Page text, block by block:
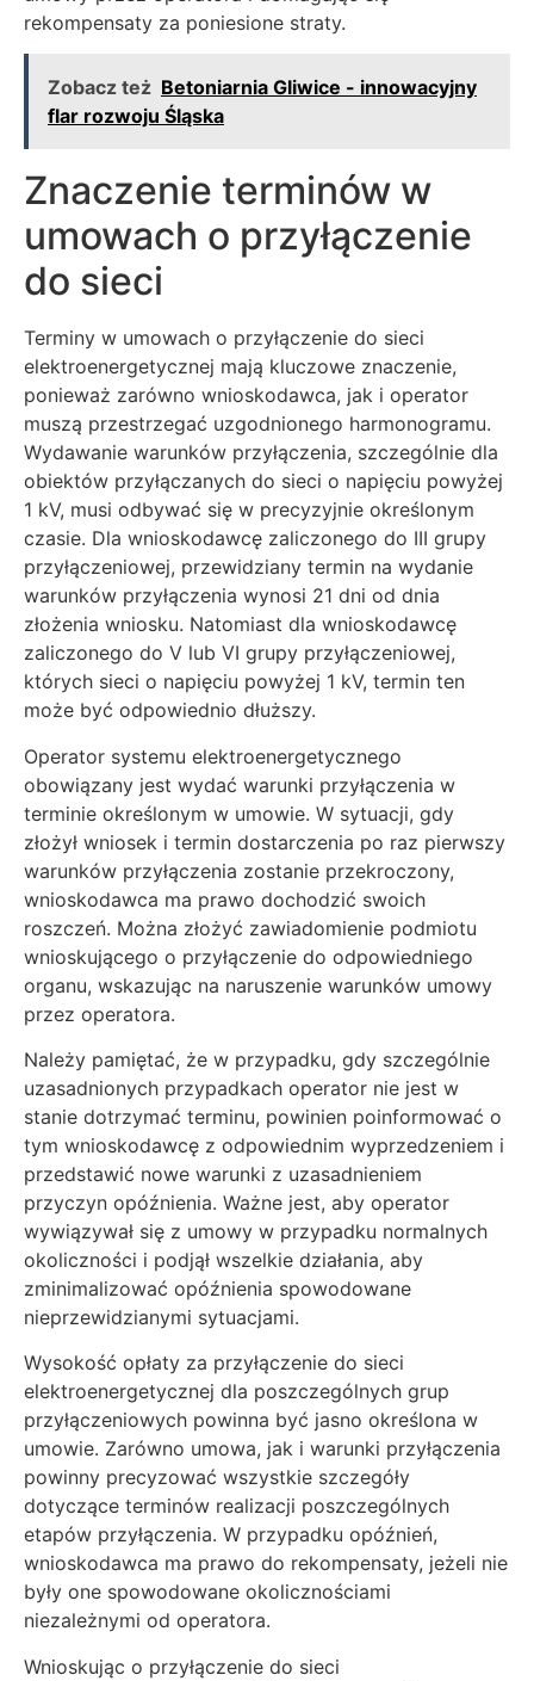
rekompensaty za poniesione straty.
Zobacz też Betoniarnia Gliwice - innowacyjny
flar rozwoju Śląska
Znaczenie terminów w
umowach o przyłączenie
do sieci
Terminy w umowach o przyłączenie do sieci
elektroenergetycznej mają kluczowe znaczenie,
ponieważ zarówno wnioskodawca, jak i operator
muszą przestrzegać uzgodnionego harmonogramu.
Wydawanie warunków przyłączenia, szczególnie dla
obiektów przyłączanych do sieci o napięciu powyżej
1 kV, musi odbywać się w precyzyjnie określonym
czasie. Dla wnioskodawcę zaliczonego do III grupy
przyłączeniowej, przewidziany termin na wydanie
warunków przyłączenia wynosi 21 dni od dnia
złożenia wniosku. Natomiast dla wnioskodawcę
zaliczonego do V lub VI grupy przyłączeniowej,
których sieci o napięciu powyżej 1 kV, termin ten
może być odpowiednio dłuższy.
Operator systemu elektroenergetycznego
obowiązany jest wydać warunki przyłączenia w
terminie określonym w umowie. W sytuacji, gdy
złożył wniosek i termin dostarczenia po raz pierwszy
warunków przyłączenia zostanie przekroczony,
wnioskodawca ma prawo dochodzić swoich
roszczeń. Można złożyć zawiadomienie podmiotu
wnioskującego o przyłączenie do odpowiedniego
organu, wskazując na naruszenie warunków umowy
przez operatora.
Należy pamiętać, że w przypadku, gdy szczególnie
uzasadnionych przypadkach operator nie jest w
stanie dotrzymać terminu, powinien poinformować o
tym wnioskodawcę z odpowiednim wyprzedzeniem i
przedstawić nowe warunki z uzasadnieniem
przyczyn opóźnienia. Ważne jest, aby operator
wywiązywał się z umowy w przypadku normalnych
okoliczności i podjął wszelkie działania, aby
zminimalizować opóźnienia spowodowane
nieprzewidzianymi sytuacjami.
Wysokość opłaty za przyłączenie do sieci
elektroenergetycznej dla poszczególnych grup
przyłączeniowych powinna być jasno określona w
umowie. Zarówno umowa, jak i warunki przyłączenia
powinny precyzować wszystkie szczegóły
dotyczące terminów realizacji poszczególnych
etapów przyłączenia. W przypadku opóźnień,
wnioskodawca ma prawo do rekompensaty, jeżeli nie
były one spowodowane okolicznościami
niezależnymi od operatora.
Wnioskując o przyłączenie do sieci